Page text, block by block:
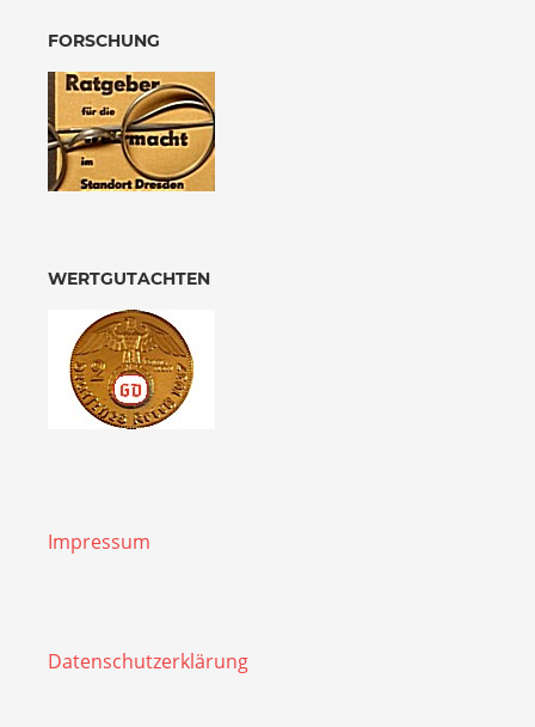
FORSCHUNG
WERTGUTACHTEN
Impressum
Datenschutzerklärung